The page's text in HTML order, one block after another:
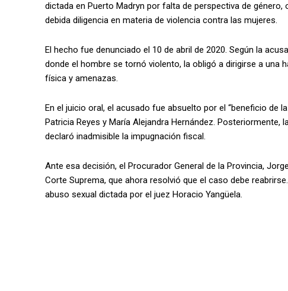
dictada en Puerto Madryn por falta de perspectiva de
debida diligencia en materia de violencia contra las mujeres.
El hecho fue denunciado el 10 de abril de 2020. Según la
donde el hombre se tornó violento, la obligó a dirigirse a una
física y amenazas.
En el juicio oral, el acusado fue absuelto por el “beneficio de
Patricia Reyes y María Alejandra Hernández. Posteriormente,
declaró inadmisible la impugnación fiscal.
Ante esa decisión, el Procurador General de la Provincia,
Corte Suprema, que ahora resolvió que el caso debe
abuso sexual dictada por el juez Horacio Yangüela.